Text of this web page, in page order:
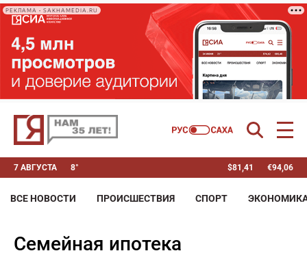
РЕКЛАМА • SAKHAMEDIA.RU
7 АВГУСТА 8° $81,41 €94,06
ВСЕ НОВОСТИ ПРОИСШЕСТВИЯ СПОРТ
семейная ипотека